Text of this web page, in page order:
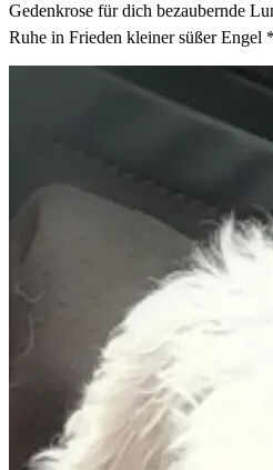
Gedenkrose für dich bezaubernde
Ruhe in Frieden kleiner süßer Engel *